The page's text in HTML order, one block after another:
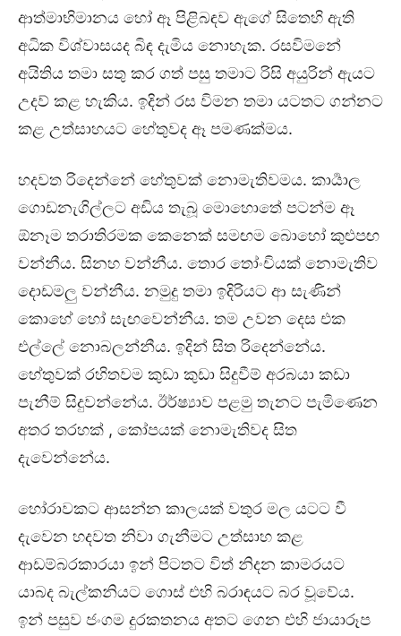
ආත්මාභිමානය හෝ ඈ පිළිබඳව ඇගේ සිතෙහි ඇති
අධික විශ්වාසයද බිඳ දැමිය නොහැක. රසවිමනේ
අයිතිය තමා සතු කර ගත් පසු තමාට රිසි අයුරින් ඇයට
උදව් කළ හැකිය. ඉදින් රස විමන තමා යටතට ගන්නට
කළ උත්සාහයට හේතුවද ඈ පමණක්මය.
හදවත රිදෙන්නේ හේතුවක් නොමැතිවමය. කාර්‍යාල
ගොඩනැගිල්ලට අඩිය තැබූ මොහොතේ පටන්ම ඈ
ඕනෑම තරාතිරමක කෙනෙක් සමඟම බොහෝ කුළුපඟ
වන්නීය. සිනහ වන්නීය. තොර තෝංචියක් නොමැතිව
දොඩමලු වන්නීය. නමුදු තමා ඉදිරියට ආ සැණින්
කොහේ හෝ සැඟවෙන්නීය. තම උවන දෙස එක
එල්ලේ නොබලන්නීය. ඉදින් සිත රිදෙන්නේය.
හේතුවක් රහිතවම කුඩා කුඩා සිදුවීම් අරබයා කඩා
පැනීම් සිදුවන්නේය. ඊර්ෂ්‍යාව පළමු තැනට පැමිණෙන
අතර තරහක් , කෝපයක් නොමැතිවද සිත
දැවෙන්නේය.
හෝරාවකට ආසන්න කාලයක් වතුර මල යටට වී
දැවෙන හදවත නිවා ගැනීමට උත්සාහ කළ
ආඩම්බරකාරයා ඉන් පිටතට විත් නිදන කාමරයට
යාබද බැල්කනියට ගොස් එහි බරාඳයට බර වූවේය.
ඉන් පසුව ජංගම දුරකතනය අතට ගෙන එහි ජායාරූප